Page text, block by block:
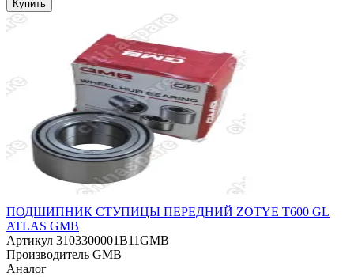
Купить
ПОДШИПНИК СТУПИЦЫ ПЕРЕДНИЙ ZOTYE T600 GL
ATLAS GMB
Артикул 3103300001B11GMB
Производитель GMB
Аналог